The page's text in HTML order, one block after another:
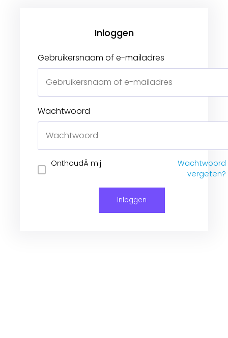
Gebruikersnaam of e-mailadres
Wachtwoord
Inloggen